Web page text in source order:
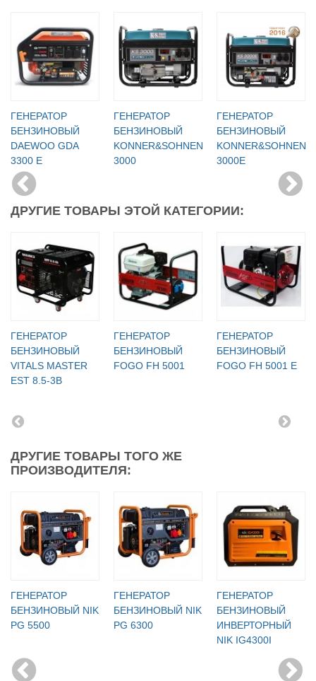
ГЕНЕРАТОР
БЕНЗИНОВЫЙ
DAEWOO GDA
3300 Е
ГЕНЕРАТОР
БЕНЗИНОВЫЙ
KONNER&SOHNEN
3000
ГЕНЕРАТОР
БЕНЗИНОВЫЙ
KONNER&SOHNEN
3000E
ДРУГИЕ ТОВАРЫ ЭТОЙ КАТЕГОРИИ:
ГЕНЕРАТОР
БЕНЗИНОВЫЙ
VITALS MASTER
EST 8.5-3B
ГЕНЕРАТОР
БЕНЗИНОВЫЙ
FOGO FH 5001
ГЕНЕРАТОР
БЕНЗИНОВЫЙ
FOGO FH 5001 E
ДРУГИЕ ТОВАРЫ ТОГО ЖЕ
ПРОИЗВОДИТЕЛЯ:
ГЕНЕРАТОР
БЕНЗИНОВЫЙ NIK
PG 5500
ГЕНЕРАТОР
БЕНЗИНОВЫЙ NIK
PG 6300
ГЕНЕРАТОР
БЕНЗИНОВЫЙ
ИНВЕРТОРНЫЙ
NIK IG4300I